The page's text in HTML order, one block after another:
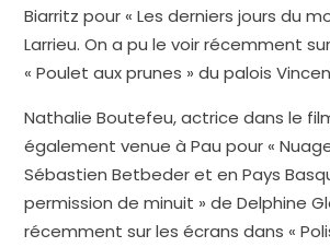
Biarritz pour « Les derniers jours du
Larrieu. On a pu le voir récemment
« Poulet aux prunes » du palois
Nathalie Boutefeu, actrice dans le
également venue à Pau pour «
Sébastien Betbeder et en Pays
permission de minuit » de Delphine
récemment sur les écrans dans «